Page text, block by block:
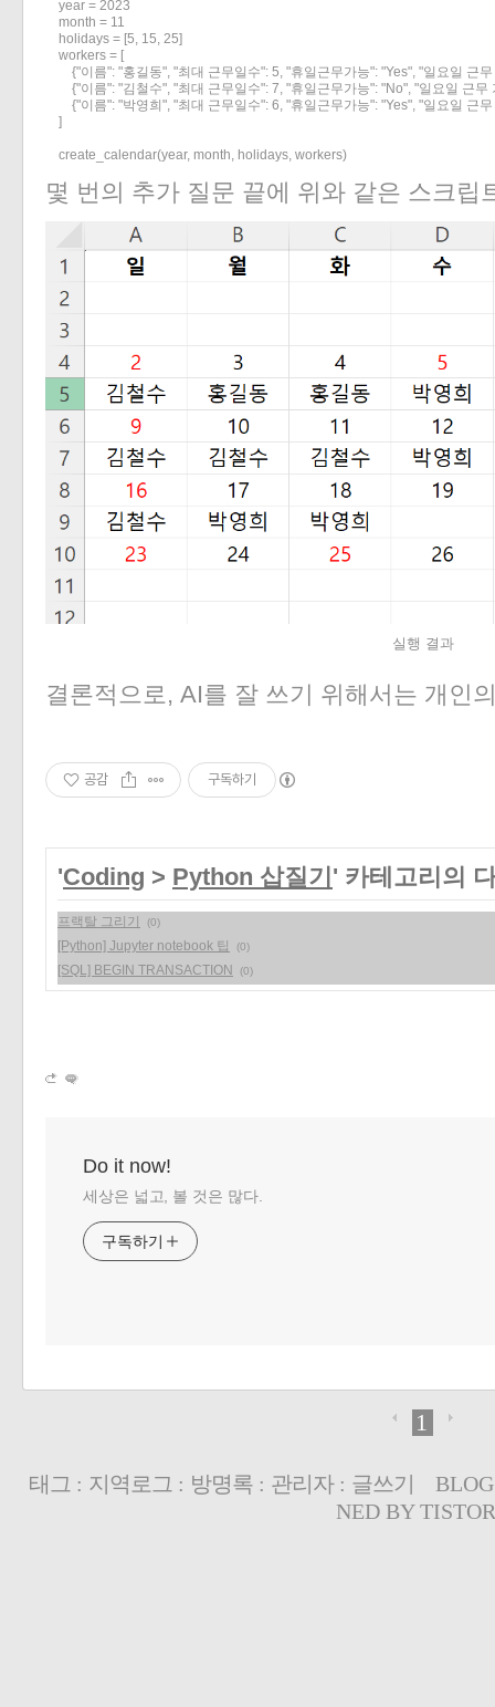
    year = 2023
    month = 11
    holidays = [5, 15, 25]
    workers = [
{"이름": "홍길동", "최대 근무일수": 5, "휴일근무가능": "Yes", "일요일
{"이름": "김철수", "최대 근무일수": 7, "휴일근무가능": "No", "일요일 근
{"이름": "박영희", "최대 근무일수": 6, "휴일근무가능": "Yes", "일요일
    ]
    create_calendar(year, month, holidays, workers)
몇 번의 추가 질문 끝에 위와 같은 스크립
실행 결과
결론적으로, AI를 잘 쓰기 위해서는 개인
공감 구독하기
'Coding > Python 삽질기 ' 카테고리의
프랙탈 그리기 (0)
[Python] Jupyter notebook 팁 (0)
[SQL] BEGIN TRANSACTION (0)
Do it now!
세상은 넓고, 볼 것은 많다.
구독하기
1
태그 : 지역로그 : 방명록: 관리자: 글쓰기
NED BY